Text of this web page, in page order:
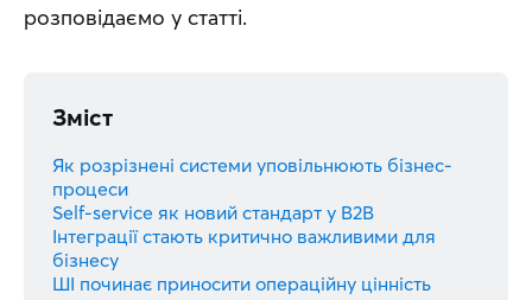
розповідаємо у статті.
Зміст
Як розрізнені системи уповільнюють бізнес-
процеси
Self-service як новий стандарт у B2B
Інтеграції стають критично важливими для
бізнесу
ШІ починає приносити операційну цінність